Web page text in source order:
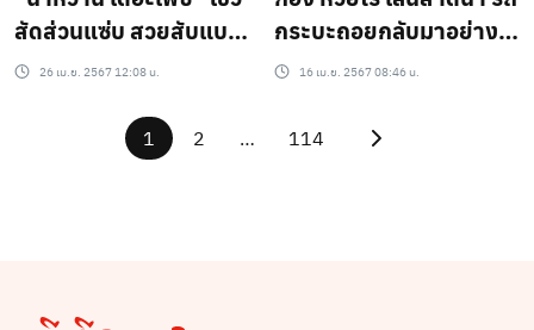
สัดส่วนแซ่บ สวยสับแบบ
ฉ่ำๆ ทั้งท่อนบน ล่าง หลุด
26 เม.ย. 2567 12:08 น.
กระบะถอยกลับมาอย่างไว
(มีคลิป)
16 เม.ย. 2567 08:46 น.
1 2 … 114